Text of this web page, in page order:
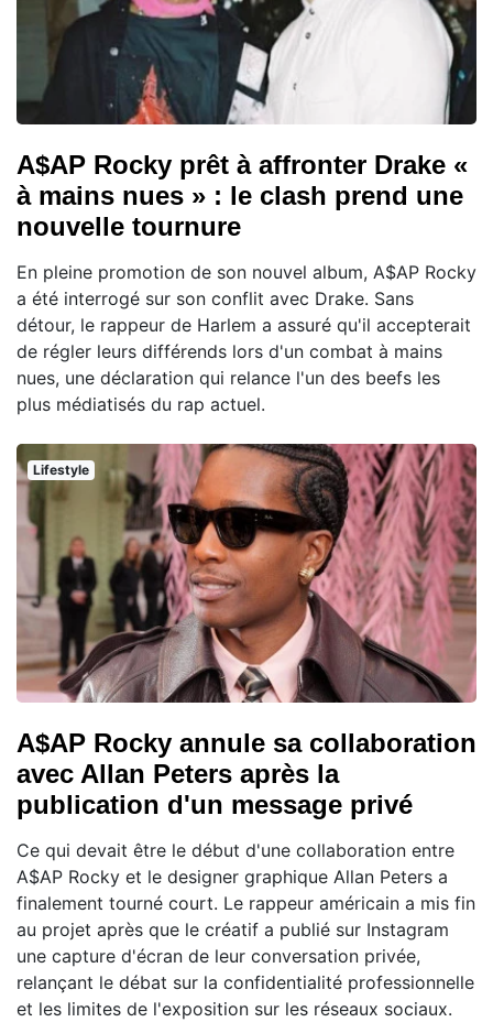
A$AP Rocky prêt à affronter Drake «
à mains nues » : le clash prend une
nouvelle tournure
En pleine promotion de son nouvel album, A$AP Rocky
a été interrogé sur son conflit avec Drake. Sans
détour, le rappeur de Harlem a assuré qu'il accepterait
de régler leurs différends lors d'un combat à mains
nues, une déclaration qui relance l'un des beefs les
plus médiatisés du rap actuel.
Lifestyle
A$AP Rocky annule sa collaboration
avec Allan Peters après la
publication d'un message privé
Ce qui devait être le début d'une collaboration entre
A$AP Rocky et le designer graphique Allan Peters a
finalement tourné court. Le rappeur américain a mis fin
au projet après que le créatif a publié sur Instagram
une capture d'écran de leur conversation privée,
relançant le débat sur la confidentialité professionnelle
et les limites de l'exposition sur les réseaux sociaux.